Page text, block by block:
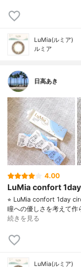
LuMia(ルミア)
ルミア
日高あき
4.00
LuMia confort
⭐︎ LuMia confort 1day
瞳への優しさを考えて
続きを見る
LuMia(ルミア)